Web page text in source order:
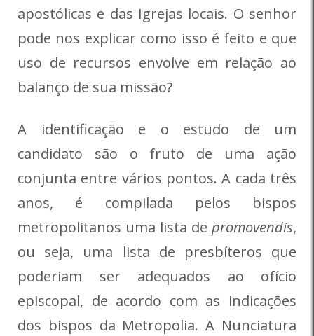
apostólicas e das Igrejas locais. O senhor
pode nos explicar como isso é feito e que
uso de recursos envolve em relação ao
balanço de sua missão?
A identificação e o estudo de um
candidato são o fruto de uma ação
conjunta entre vários pontos. A cada três
anos, é compilada pelos bispos
metropolitanos uma lista de promovendis,
ou seja, uma lista de presbíteros que
poderiam ser adequados ao ofício
episcopal, de acordo com as indicações
dos bispos da Metropolia. A Nunciatura